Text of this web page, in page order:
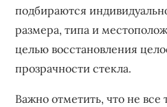
подбираются
размера‚ типа и
целью восстановления
прозрачности стекла.
Важно отметить‚ что не